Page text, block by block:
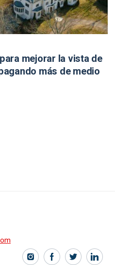
mejorar la vista de
más de medio